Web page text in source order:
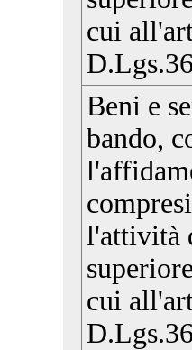
cui
Beni e
bando,
l'attività
cui